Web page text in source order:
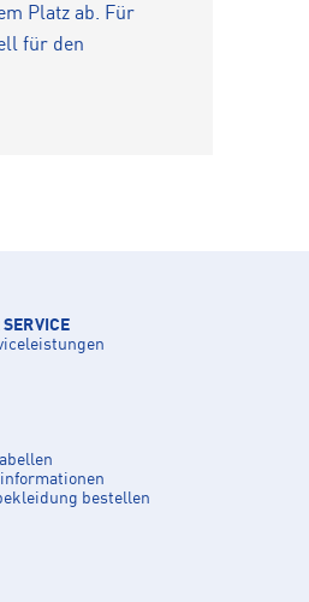
Platz ab. Für
für den
SERVICE
bestellen